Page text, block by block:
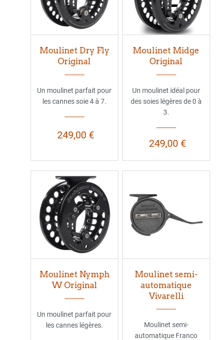
Moulinet Dry Fly
Original
Un moulinet parfait pour
les cannes soie 4 à 7.
249,00 €
Moulinet Midge
Original
Un moulinet idéal pour
des soies légères de 0 à
3.
249,00 €
Moulinet Nymph
W Original
Un moulinet parfait pour
les cannes légères.
Moulinet semi-
automatique
Vivarelli
Moulinet semi-
automatique Franco